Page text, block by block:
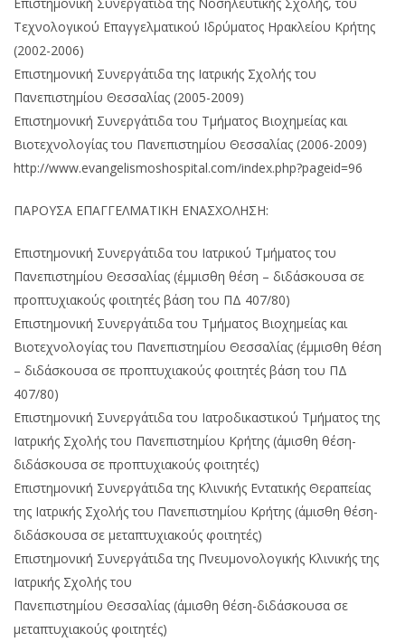
Τεχνολογικού Επαγγελματικού Ιδρύματος Ηρακλείου Κρήτης
(2002-2006)
Επιστημονική Συνεργάτιδα της Ιατρικής Σχολής του
Πανεπιστημίου Θεσσαλίας (2005-2009)
Επιστημονική Συνεργάτιδα του Τμήματος Βιοχημείας και
Βιοτεχνολογίας του Πανεπιστημίου Θεσσαλίας (2006-2009)
http://www.evangelismoshospital.com/index.php?pageid=96
ΠΑΡΟΥΣΑ ΕΠΑΓΓΕΛΜΑΤΙΚΗ ΕΝΑΣΧΟΛΗΣΗ:
Επιστημονική Συνεργάτιδα του Ιατρικού Τμήματος του
Πανεπιστημίου Θεσσαλίας (έμμισθη θέση – διδάσκουσα σε
προπτυχιακούς φοιτητές βάση του ΠΔ 407/80)
Επιστημονική Συνεργάτιδα του Τμήματος Βιοχημείας και
Βιοτεχνολογίας του Πανεπιστημίου Θεσσαλίας (έμμισθη θέση
– διδάσκουσα σε προπτυχιακούς φοιτητές βάση του ΠΔ
407/80)
Επιστημονική Συνεργάτιδα του Ιατροδικαστικού Τμήματος της
Ιατρικής Σχολής του Πανεπιστημίου Κρήτης (άμισθη θέση-
διδάσκουσα σε προπτυχιακούς φοιτητές)
Επιστημονική Συνεργάτιδα της Κλινικής Εντατικής Θεραπείας
της Ιατρικής Σχολής του Πανεπιστημίου Κρήτης (άμισθη θέση-
διδάσκουσα σε μεταπτυχιακούς φοιτητές)
Επιστημονική Συνεργάτιδα της Πνευμονολογικής Κλινικής της
Ιατρικής Σχολής του
Πανεπιστημίου Θεσσαλίας (άμισθη θέση-διδάσκουσα σε
μεταπτυχιακούς φοιτητές)